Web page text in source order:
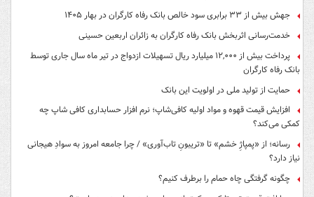
جهش بیش از ۳۳ برابری سود خالص بانک رفاه کارگران در بهار ۱۴۰۵
خدمت‌رسانی اثربخش بانک رفاه کارگران به زائران اربعین حسینی
پرداخت بیش از ۱۲,۰۰۰ میلیارد ریال تسهیلات ازدواج در تیر ماه سال جاری توسط
بانک رفاه کارگران
حمایت از تولید ملی در اولویت این بانک
افزایش قیمت قهوه و مواد اولیه کافی‌شاپ؛ نرم افزار حسابداری کافی شاپ چه
کمکی می‌کند؟
رسانه؛ از «پمپاژِ خشم» تا «تریبونِ تاب‌آوری» / چرا جامعه امروز به سوادِ هیجانی
نیاز دارد؟
چگونه گرفتگی چاه حمام را برطرف کنیم؟